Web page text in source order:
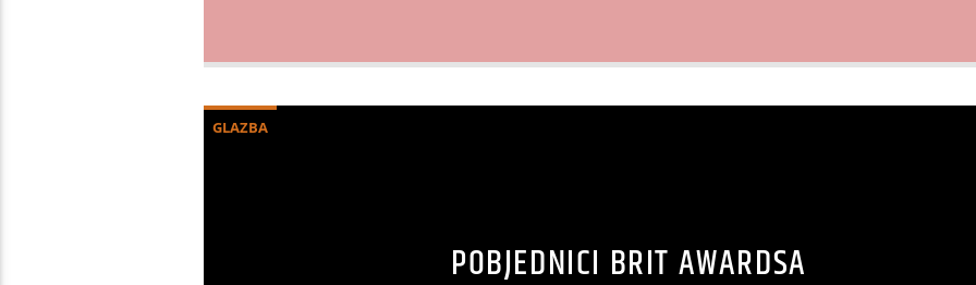
GLAZBA
POBJEDNICI BRIT AWARDSA